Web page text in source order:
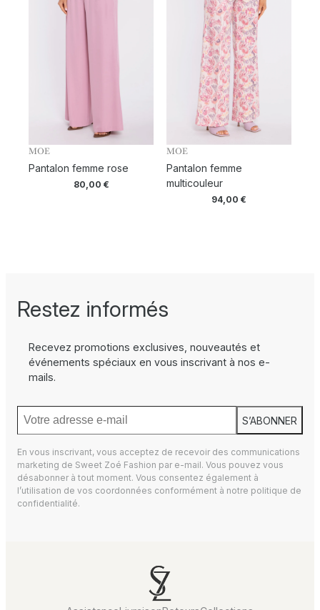
MOE
Pantalon femme rose
80,00 €
MOE
Pantalon femme
multicouleur
94,00 €
Restez informés
Recevez promotions exclusives, nouveautés et
événements spéciaux en vous inscrivant à nos e-
mails.
S’ABONNER
En vous inscrivant, vous acceptez de recevoir des communications
marketing de Sweet Zoé Fashion par e-mail. Vous pouvez vous
désabonner à tout moment. Vous consentez également à
l’utilisation de vos coordonnées conformément à notre politique de
confidentialité.